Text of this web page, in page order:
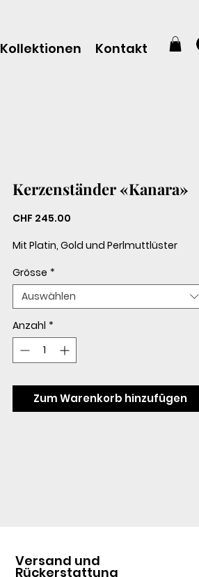
Kollektionen Kontakt
Kerzenständer «Kanara»
CHF 245.00
Mit Platin, Gold und Perlmuttlüster
Grösse *
Auswählen
Anzahl *
Zum Warenkorb hinzufügen
Versand und
Rückerstattung